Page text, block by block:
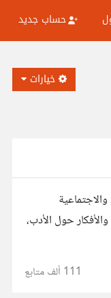
حساب جديد
خيارات
حول الأدب،
111 ألف متابع